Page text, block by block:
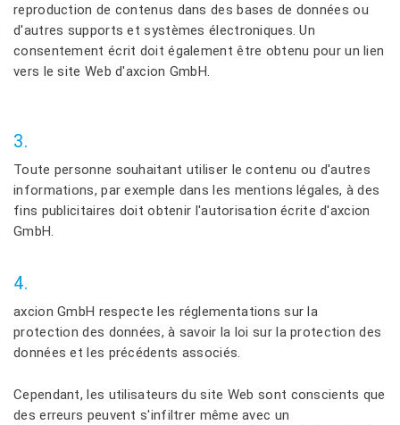
reproduction de contenus dans des bases de données ou
d'autres supports et systèmes électroniques. Un
consentement écrit doit également être obtenu pour un lien
vers le site Web d'axcion GmbH.
3.
Toute personne souhaitant utiliser le contenu ou d'autres
informations, par exemple dans les mentions légales, à des
fins publicitaires doit obtenir l'autorisation écrite d'axcion
GmbH.
4.
axcion GmbH respecte les réglementations sur la
protection des données, à savoir la loi sur la protection des
données et les précédents associés.
Cependant, les utilisateurs du site Web sont conscients que
des erreurs peuvent s'infiltrer même avec un